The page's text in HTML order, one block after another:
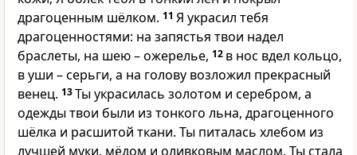
драгоценным шёлком. 11 Я украсил тебя
драгоценностями: на запястья твои надел
браслеты, на шею – ожерелье, 12 в нос вдел кольцо,
в уши – серьги, а на голову возложил прекрасный
венец. 13Ты украсилась золотом и серебром, а
одежды твои были из тонкого льна, драгоценного
шёлка и расшитой ткани. Ты питалась хлебом из
лучшей муки, мёдом и оливковым маслом. Ты стала